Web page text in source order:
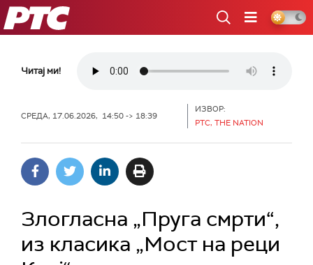
РТС
Читај ми!
СРЕДА, 17.06.2026, 14:50 -> 18:39
ИЗВОР:
РТС, THE NATION
Злогласна „Пруга смрти“,
из класика „Мост на реци